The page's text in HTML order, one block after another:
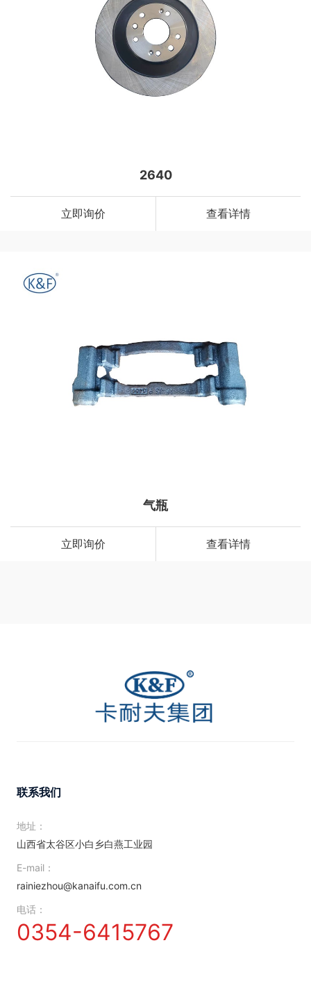
2640
立即询价 查看详情
气瓶
立即询价 查看详情
联系我们
地址：
山西省太谷区小白乡白燕工业园
E-mail：
rainiezhou@kanaifu.com.cn
电话：
0354-6415767